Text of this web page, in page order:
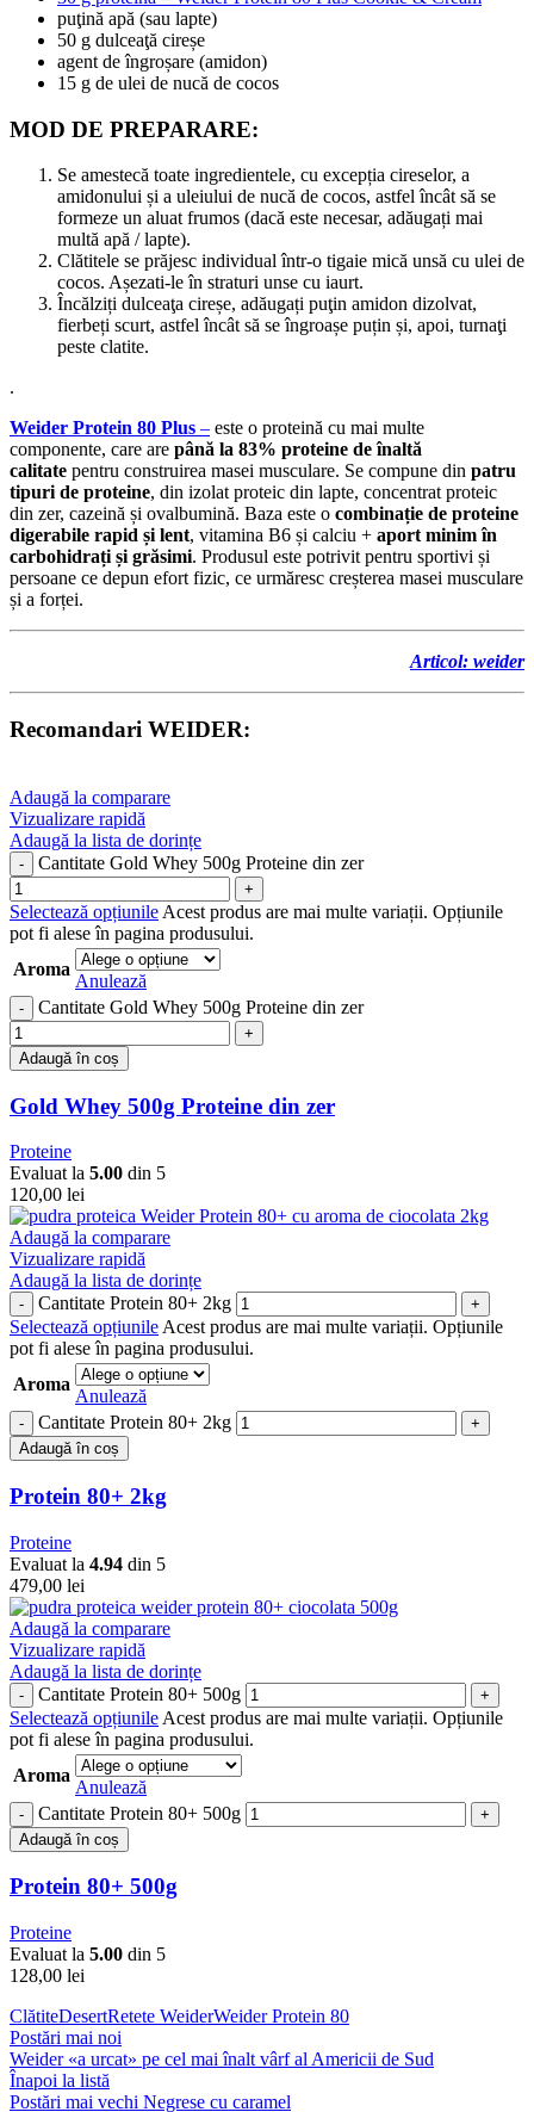
puţină apă (sau lapte)
50 g dulceaţă cireșe
agent de îngroșare (amidon)
15 g de ulei de nucă de cocos
MOD DE PREPARARE:
Se amestecă toate ingredientele, cu excepția cireselor, a
amidonului și a uleiului de nucă de cocos, astfel încât să se
formeze un aluat frumos (dacă este necesar, adăugați mai
multă apă / lapte).
Clătitele se prăjesc individual într-o tigaie mică unsă cu ulei de
cocos. Așezati-le în straturi unse cu iaurt.
Încălziți dulceaţa cireșe, adăugați puţin amidon dizolvat,
fierbeți scurt, astfel încât să se îngroașe puțin și, apoi, turnaţi
peste clatite.
.
Weider Protein 80 Plus – este o proteină cu mai multe
componente, care are până la 83% proteine de înaltă
calitate pentru construirea masei musculare. Se compune din patru
tipuri de proteine, din izolat proteic din lapte, concentrat proteic
din zer, cazeină și ovalbumină. Baza este o combinație de proteine
digerabile rapid și lent, vitamina B6 și calciu + aport minim în
carbohidrați și grăsimi. Produsul este potrivit pentru sportivi și
persoane ce depun efort fizic, ce urmăresc creșterea masei musculare
și a forței.
Articol: weider
Recomandari WEIDER:
Adaugă la comparare
Vizualizare rapidă
Adaugă la lista de dorințe
Cantitate Gold Whey 500g Proteine din zer
Selectează opțiunile Acest produs are mai multe variații. Opțiunile
pot fi alese în pagina produsului.
Aroma
Anulează
Cantitate Gold Whey 500g Proteine din zer
Adaugă în coș
Gold Whey 500g Proteine din zer
Proteine
Evaluat la 5.00 din 5
120,00 lei
Adaugă la comparare
Vizualizare rapidă
Adaugă la lista de dorințe
Cantitate Protein 80+ 2kg
Selectează opțiunile Acest produs are mai multe variații. Opțiunile
pot fi alese în pagina produsului.
Aroma
Anulează
Cantitate Protein 80+ 2kg
Adaugă în coș
Protein 80+ 2kg
Proteine
Evaluat la 4.94 din 5
479,00 lei
Adaugă la comparare
Vizualizare rapidă
Adaugă la lista de dorințe
Cantitate Protein 80+ 500g
Selectează opțiunile Acest produs are mai multe variații. Opțiunile
pot fi alese în pagina produsului.
Aroma
Anulează
Cantitate Protein 80+ 500g
Adaugă în coș
Protein 80+ 500g
Proteine
Evaluat la 5.00 din 5
128,00 lei
ClătiteDesertRetete WeiderWeider Protein 80
Postări mai noi
Weider «a urcat» pe cel mai înalt vârf al Americii de Sud
Înapoi la listă
Postări mai vechi Negrese cu caramel